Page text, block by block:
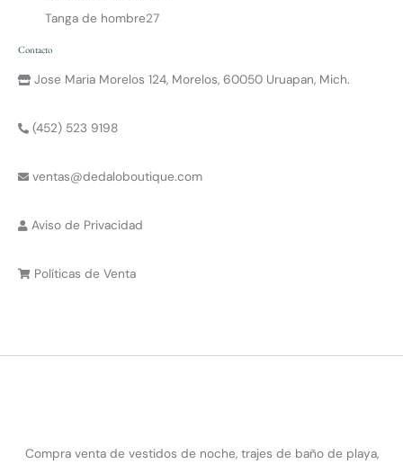
Tanga de hombre27
Contacto
Jose Maria Morelos 124, Morelos, 60050 Uruapan, Mich.
(452) 523 9198
ventas@dedaloboutique.com
Aviso de Privacidad
Políticas de Venta
Compra venta de vestidos de noche, trajes de baño de playa,